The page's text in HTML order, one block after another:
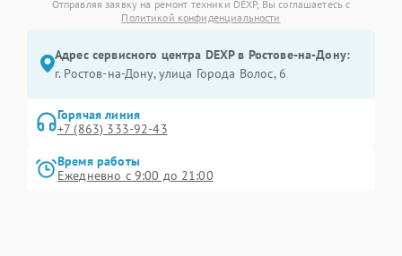
Отправляя заявку на ремонт техники DEXP, Вы соглашаетесь с
Политикой конфиденциальности
Адрес сервисного центра DEXP в Ростове-на-Дону:
г. Ростов-на-Дону, улица Города Волос, 6
Горячая линия
+7 (863) 333-92-43
Время работы
Ежедневно с 9:00 до 21:00